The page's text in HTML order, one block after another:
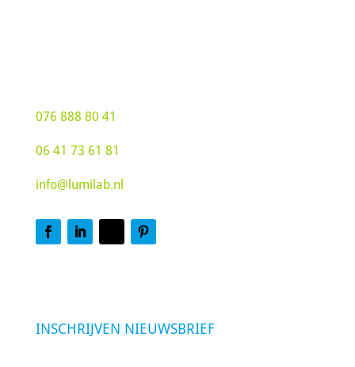
076 888 80 41
06 41 73 61 81
info@lumilab.nl
INSCHRIJVEN NIEUWSBRIEF